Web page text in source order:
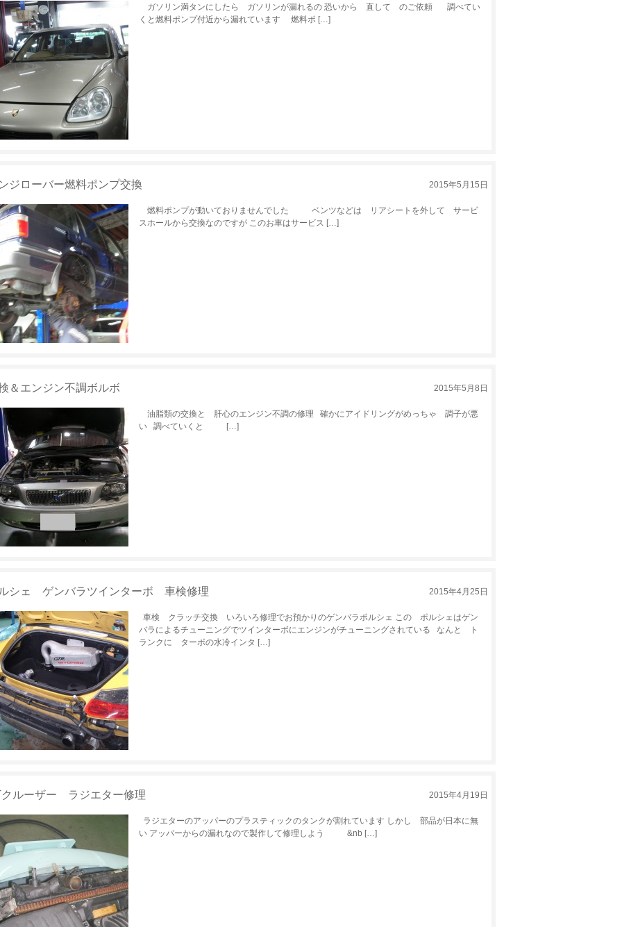
ガソリン満タンにしたら ガソリンが漏れるの 恐いから 直して のご依頼 調べてい
くと燃料ポンプ付近から漏れています 燃料ポ […]
ジローバー燃料ポンプ交換 2015年5月15日
燃料ポンプが動いておりませんでした ベンツなどは リアシートを外して サービ
スホールから交換なのですが このお車はサービス […]
＆エンジン不調ボルボ 2015年5月8日
油脂類の交換と 肝心のエンジン不調の修理 確かにアイドリングがめっちゃ 調子が悪
い 調べていくと […]
シェ ゲンバラツインターボ 車検修理 2015年4月25日
車検 クラッチ交換 いろいろ修理でお預かりのゲンバラポルシェ この ポルシェはゲン
バラによるチューニングでツインターボにエンジンがチューニングされている なんと ト
ランクに ターボの水冷インタ […]
ルーザー ラジエター修理 2015年4月19日
ラジエターのアッパーのプラスティックのタンクが割れています しかし 部品が日本に無
い アッパーからの漏れなので製作して修理しよう &nb […]